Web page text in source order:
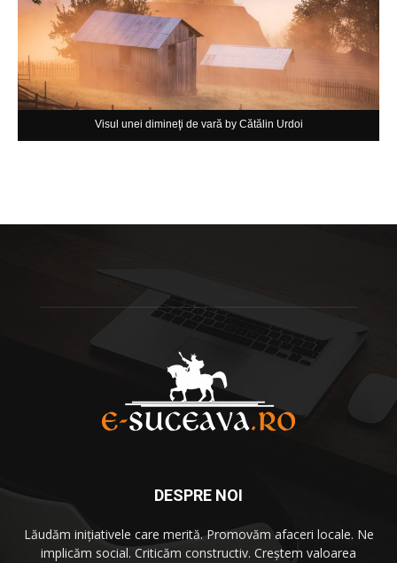
Visul unei dimineţi de vară by Cătălin Urdoi
DESPRE NOI
Lăudăm iniţiativele care merită. Promovăm afaceri locale. Ne
implicăm social. Criticăm constructiv. Creştem valoarea